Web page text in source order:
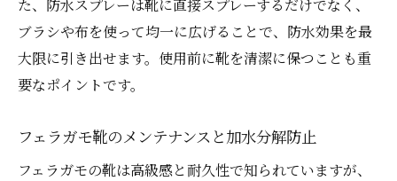
た、防水スプレーは靴に直接スプレーするだけでなく、
ブラシや布を使って均一に広げることで、防水効果を最
大限に引き出せます。使用前に靴を清潔に保つことも重
要なポイントです。
フェラガモ靴のメンテナンスと加水分解防止
フェラガモの靴は高級感と耐久性で知られていますが、